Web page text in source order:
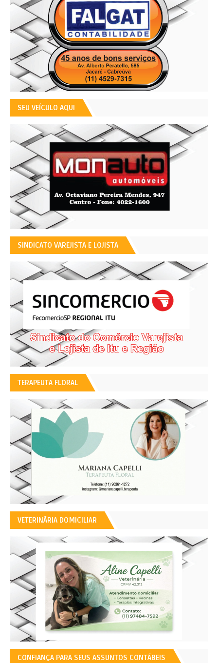
SEU VEÍCULO AQUI
SINDICATO VAREJISTA E LOJISTA
TERAPEUTA FLORAL
VETERINÁRIA DOMICILIAR
CONFIANÇA PARA SEUS ASSUNTOS CONTÁBEIS